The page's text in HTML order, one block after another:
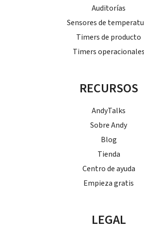
Auditorías
Sensores de
Timers de producto
Timers operacionales
RECURSOS
AndyTalks
Sobre Andy
Blog
Tienda
Centro de ayuda
Empieza gratis
LEGAL